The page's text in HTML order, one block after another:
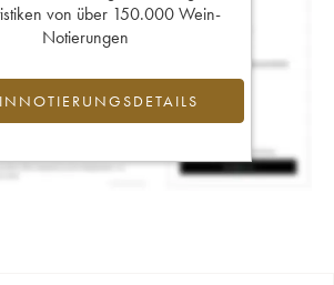
von über 150.000 Wein-
Notierungen